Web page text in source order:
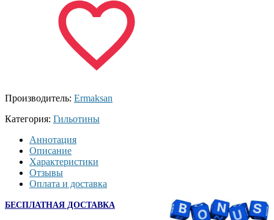
Производитель: Ermaksan
Категория: Гильотины
Аннотация
Описание
Характеристики
Отзывы
Оплата и доставка
БЕСПЛАТНАЯ ДОСТАВКА